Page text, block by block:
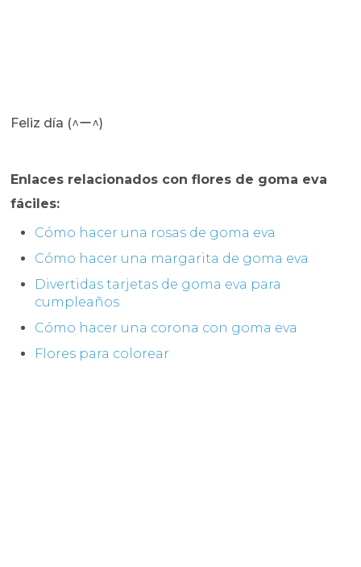
Feliz día (^ー^)
Enlaces relacionados con flores de goma eva
fáciles:
Cómo hacer una rosas de goma eva
Cómo hacer una margarita de goma eva
Divertidas tarjetas de goma eva para
cumpleaños
Cómo hacer una corona con goma eva
Flores para colorear